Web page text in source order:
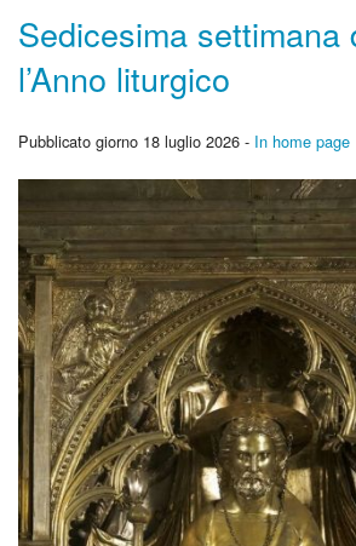
Sedicesima settimana
l’Anno liturgico
Pubblicato giorno 18 luglio 2026 - In home page